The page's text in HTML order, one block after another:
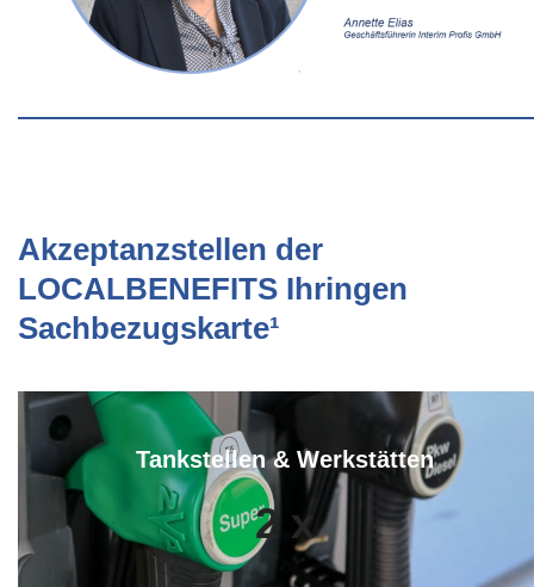
Akzeptanzstellen der
LOCALBENEFITS Ihringen
Sachbezugskarte¹
Tankstellen & Werkstätten
2 x